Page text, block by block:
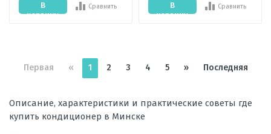
В
корзину
Сравнить
В
корзину
Сравнить
Первая « 1 2 3 4 5 » Последняя
Описание, характеристики и практические советы где
купить кондиционер в Минске